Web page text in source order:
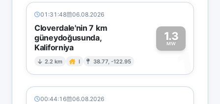
01:31:48 06.08.2026
Cloverdale'nin 7 km
güneydoğusunda,
Kaliforniya
2.2 km I 38.77, -122.95
1.3
MW
1
00:44:16 06.08.2026